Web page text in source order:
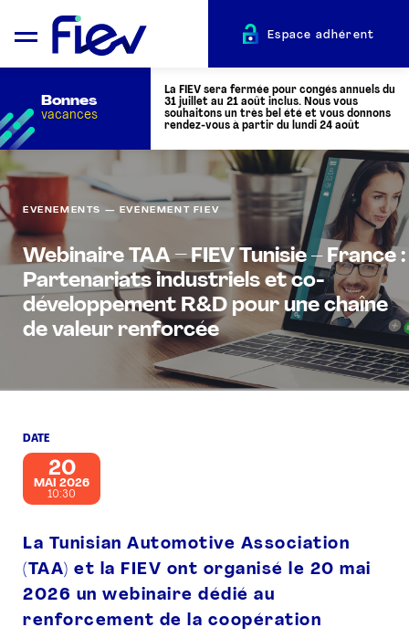
QUI SOMMES-NOUS ?
L’AUTOMOTIVE
ADHÉRENTS
PRESSE
Espace adhérent
Bonnes
vacances
La FIEV sera fermée pour congés annuels du
31 juillet au 21 août inclus. Nous vous
souhaitons un très bel été et vous donnons
rendez-vous à partir du lundi 24 août
ÉVÈNEMENTS — EVÉNEMENT FIEV
Webinaire TAA – FIEV Tunisie – France :
Partenariats industriels et co-
développement R&D pour une chaîne
de valeur renforcée
DATE
20
MAI 2026
10:30
La Tunisian Automotive Association
(TAA) et la FIEV ont organisé le 20 mai
2026 un webinaire dédié au
renforcement de la coopération